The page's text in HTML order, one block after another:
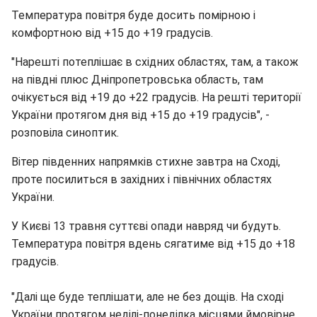
Температура повітря буде досить помірною і
комфортною від +15 до +19 градусів.
"Нарешті потеплішає в східних областях, там, а також
на півдні плюс Дніпропетровська область, там
очікується від +19 до +22 градусів. На решті території
України протягом дня від +15 до +19 градусів", -
розповіла синоптик.
Вітер південних напрямків стихне завтра на Сході,
проте посилиться в західних і північних областях
України.
У Києві 13 травня суттєві опади навряд чи будуть.
Температура повітря вдень сягатиме від +15 до +18
градусів.
"Далі ще буде теплішати, але не без дощів. На сході